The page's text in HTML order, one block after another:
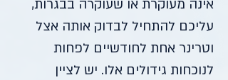
אינה מעוקרת או שעוקרה בבגרות,
עליכם להתחיל לבדוק אותה אצל
וטרינר אחת לחודשיים לפחות
לנוכחות גידולים אלו. יש לציין